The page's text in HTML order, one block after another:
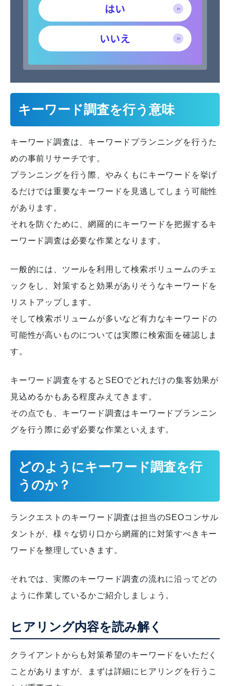
はい
いいえ
キーワード調査を行う意味
キーワード調査は、キーワードプランニングを行うた
めの事前リサーチです。
プランニングを行う際、やみくもにキーワードを挙げ
るだけでは重要なキーワードを見逃してしまう可能性
があります。
それを防ぐために、網羅的にキーワードを把握するキ
ーワード調査は必要な作業となります。
一般的には、ツールを利用して検索ボリュームのチェ
ックをし、対策すると効果がありそうなキーワードを
リストアップします。
そして検索ボリュームが多いなど有力なキーワードの
可能性が高いものについては実際に検索面を確認しま
す。
キーワード調査をするとSEOでどれだけの集客効果が
見込めるかもある程度みえてきます。
その点でも、キーワード調査はキーワードプランニン
グを行う際に必ず必要な作業といえます。
どのようにキーワード調査を行
うのか？
ランクエストのキーワード調査は担当のSEOコンサル
タントが、様々な切り口から網羅的に対策すべきキー
ワードを整理していきます。
それでは、実際のキーワード調査の流れに沿ってどの
ように作業しているかご紹介しましょう。
ヒアリング内容を読み解く
クライアントからも対策希望のキーワードをいただく
ことがありますが、まずは詳細にヒアリングを行うこ